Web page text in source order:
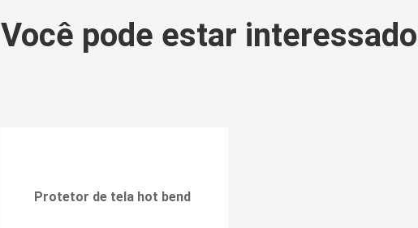
Você pode estar
Protetor de tela hot bend